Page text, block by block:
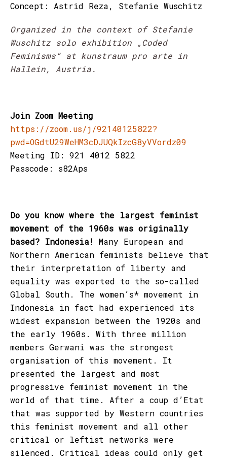
Concept: Astrid Reza, Stefanie Wuschitz
Organized in the context of Stefanie
Wuschitz solo exhibition „Coded
Feminisms“ at kunstraum pro arte in
Hallein, Austria.
Join Zoom Meeting
https://zoom.us/j/92140125822?
pwd=OGdtU29WeHM3cDJUQkIzcG8yVVordz09
Meeting ID: 921 4012 5822
Passcode: s82Aps
Do you know where the largest feminist
movement of the 1960s was originally
based? Indonesia!
Many European and
Northern American feminists believe that
their interpretation of liberty and
equality was exported to the so-called
Global South. The women’s* movement in
Indonesia in fact had experienced its
widest expansion between the 1920s and
the early 1960s. With three million
members Gerwani was the strongest
organisation of this movement. It
presented the largest and most
progressive feminist movement in the
world of that time. After a coup d’Etat
that was supported by Western countries
this feminist movement and all other
critical or leftist networks were
silenced. Critical ideas could only get